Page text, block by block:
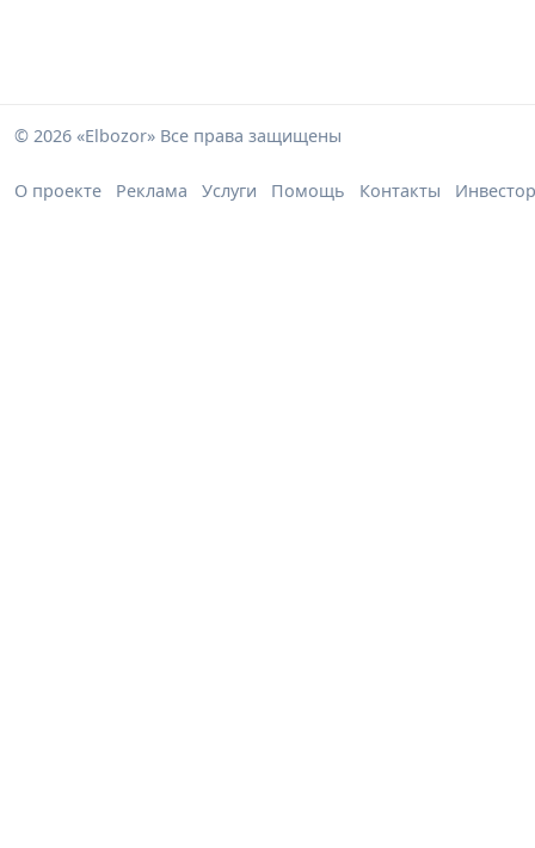
© 2026 «Elbozor» Все права защищены
О проекте Реклама Услуги Помощь Контакты